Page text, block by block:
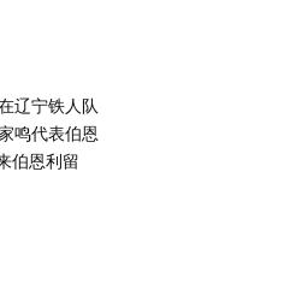
辽宁铁人队
鸣代表伯恩
伯恩利留